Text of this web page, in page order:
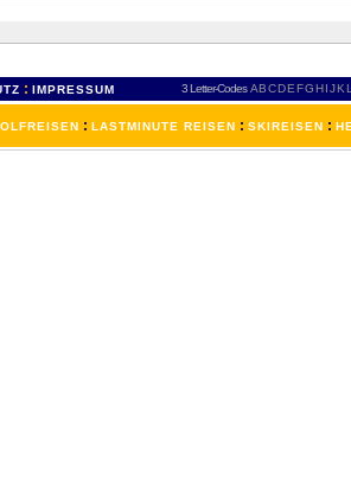
: IMPRESSUM 3 Letter-Codes ABCDEFGH IJKL
: LASTMINUTE REISEN : SKIREISEN :